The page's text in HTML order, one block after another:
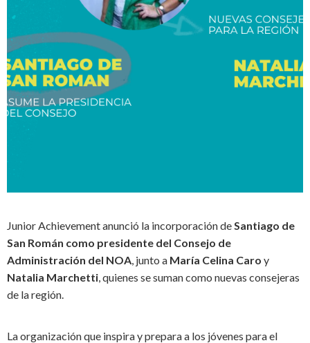
Junior Achievement anunció la incorporación deSantiago de
San Román como presidente del Consejo de
Administración del NOA, junto a María Celina Caro y
Natalia Marchetti, quienes se suman como nuevas consejeras
de la región.
La organización que inspira y prepara a los jóvenes para el